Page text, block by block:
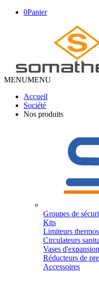
0Panier
MENUMENU
Accueil
Société
Nos produits
Groupes de
Kits
Limiteurs
Circulateurs
Vases d'expansion
Réducteurs de
Accessoires